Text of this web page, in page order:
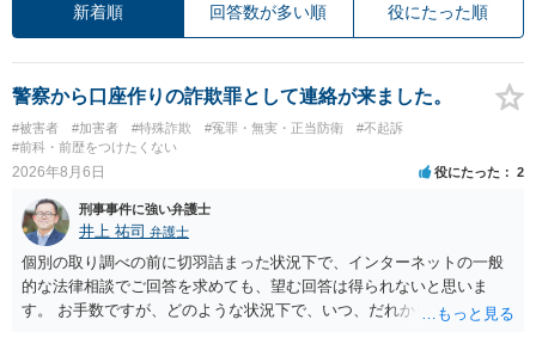
新着順 回答数が多い順 役にたった順
警察から口座作りの詐欺罪として連絡が来ました。
#被害者 #加害者 #特殊詐欺 #冤罪・無実・正当防衛
#不起訴
#前科・前歴をつけたくない
2026年8月6日 役にたった 2
刑事事件に強い弁護士
井上 祐司 弁護士
個別の取り調べの前に切羽詰まった状況下で、インターネットの一般
的な法律相談でご回答を求めても、望む回答は得られないと思いま
す。 お手数ですが、どのような状況下で、いつ、だれからどのような